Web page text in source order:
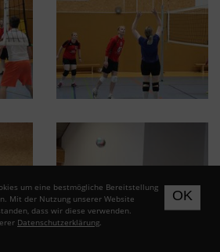
OK
um eine bestmögliche Bereitstellung
Mit der Nutzung unserer Website
dass wir diese verwenden.
Datenschutzerklärung.